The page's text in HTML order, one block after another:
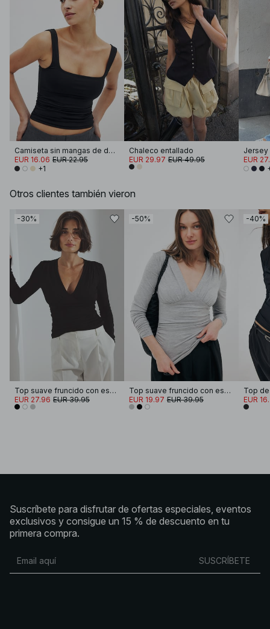
Camiseta sin mangas de doble pliegue
EUR 16.06 EUR 22.95
+1
Chaleco entallado
EUR 29.97 EUR 49.95
EUR
Otros clientes también vieron
-30%
Top suave fruncido con escote en V
EUR 27.96 EUR 39.95
-50%
Top suave fruncido con escote en V
EUR 19.97 EUR 39.95
-40%
EUR
Suscríbete para disfrutar de ofertas especiales, eventos
exclusivos y consigue un 15 % de descuento en tu
primera compra.
SUSCRÍBETE